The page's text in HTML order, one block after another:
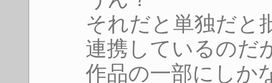
それだと単独だと
連携しているのだ
作品の一部にしか